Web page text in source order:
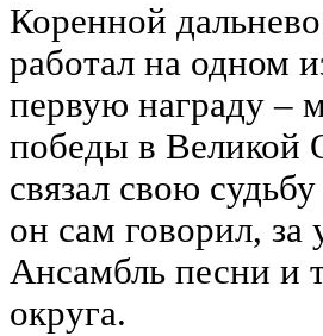
Коренной
работал на одном
первую награду –
победы в Великой
связал свою
он сам говорил, за
Ансамбль песни и
округа.